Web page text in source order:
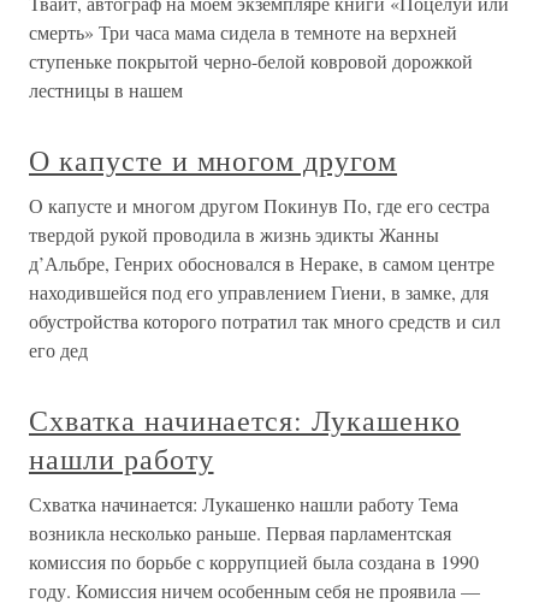
смерть» Три часа мама сидела в темноте на верхней
ступеньке покрытой черно-белой ковровой дорожкой
лестницы в нашем
О капусте и многом другом
О капусте и многом другом Покинув По, где его сестра
твердой рукой проводила в жизнь эдикты Жанны
д’Альбре, Генрих обосновался в Нераке, в самом центре
находившейся под его управлением Гиени, в замке, для
обустройства которого потратил так много средств и сил
его дед
Схватка начинается: Лукашенко
нашли работу
Схватка начинается: Лукашенко нашли работу Тема
возникла несколько раньше. Первая парламентская
комиссия по борьбе с коррупцией была создана в 1990
году. Комиссия ничем особенным себя не проявила —